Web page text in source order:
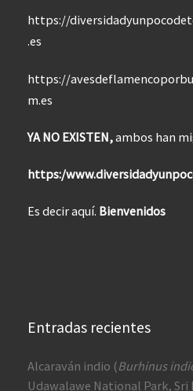
https://
.es
https://
m.es
YA NO EXISTEN,ambos han
https:/
Es decir aquí. Bienvenidos
Entradas recientes
Alcaraván indio (Burhinus
Udawalawe National Park, Sri